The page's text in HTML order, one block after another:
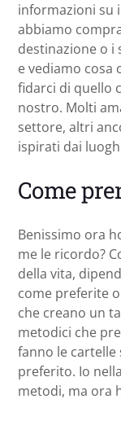
informazioni su
abbiamo
destinazione o i
e vediamo cosa
fidarci di quello
nostro. Molti
settore, altri
ispirati dai
Come
Benissimo ora
me le ricordo?
della vita,
come preferite
che creano un
metodici che
fanno le
preferito. Io
metodi, ma ora